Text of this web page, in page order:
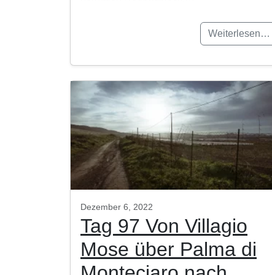
Weiterlesen…
Dezember 6, 2022
Tag 97 Von Villagio
Mose über Palma di